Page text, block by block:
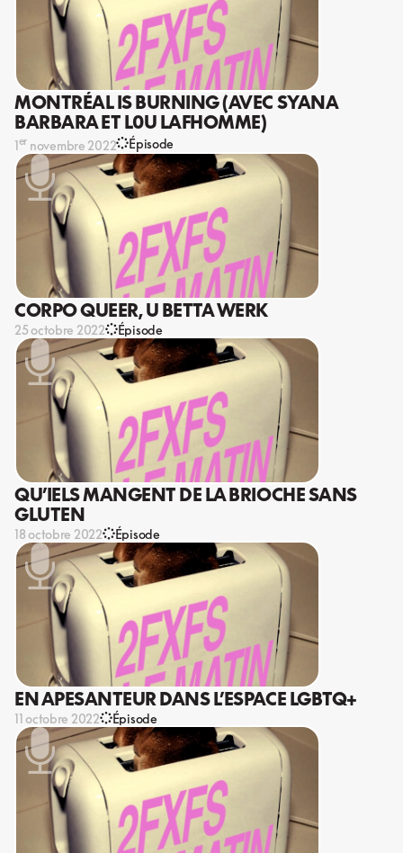
MONTRÉAL IS BURNING (AVEC SYANA
BARBARA ET L0U LAFHOMME)
1er novembre 2022 Épisode
CORPO QUEER, U BETTA WERK
25 octobre 2022 Épisode
QU’IELS MANGENT DE LA BRIOCHE SANS
GLUTEN
18 octobre 2022 Épisode
EN APESANTEUR DANS L’ESPACE LGBTQ+
11 octobre 2022 Épisode